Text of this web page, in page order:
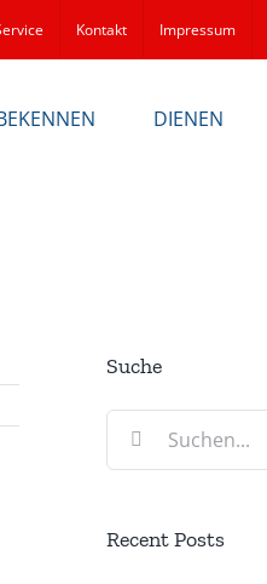
Kontakt Impressum
DIENEN
Suche
Suche
Recent Posts